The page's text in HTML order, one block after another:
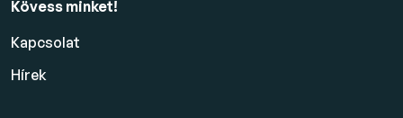
Kövess minket!
Kapcsolat
Hírek